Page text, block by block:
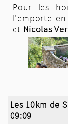
Pour les
l'emporte
et Nicolas
Les 10km de
09:09